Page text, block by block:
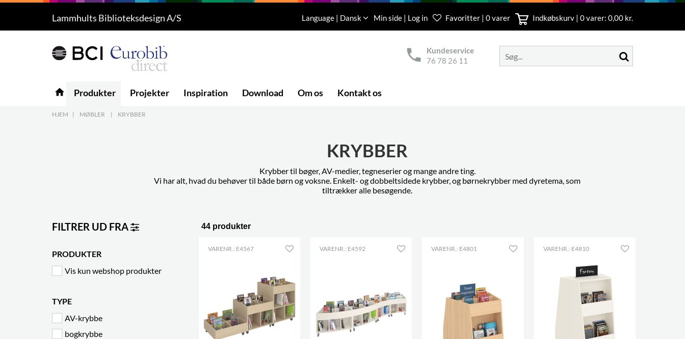
5
Produkter
Lammhults Biblioteksdesign A/S Language | Dansk Min side | Log in Favoritter | 0 varer Indkøbskurv | 0varer: 0,00 kr.
Kundeservice
76 78 26 11
home Produkter Projekter Inspiration Download Om os Kontakt os
HJEM | MØBLER | KRYBBER
KRYBBER
Krybber til bøger, AV-medier, tegneserier og mange andre ting.
Vi har alt, hvad du behøver til både børn og voksne. Enkelt- og dobbeltsidede krybber, og børnekrybber med dyretema, som
tiltrækker alle besøgende.
FILTRER UD FRA
PRODUKTER
Vis kun webshop produkter
TYPE
AV-krybbe
bogkrybbe
44 produkter
VARENR.: E4567 VARENR.: E4592 VARENR.: E4801 VARENR.: E4810